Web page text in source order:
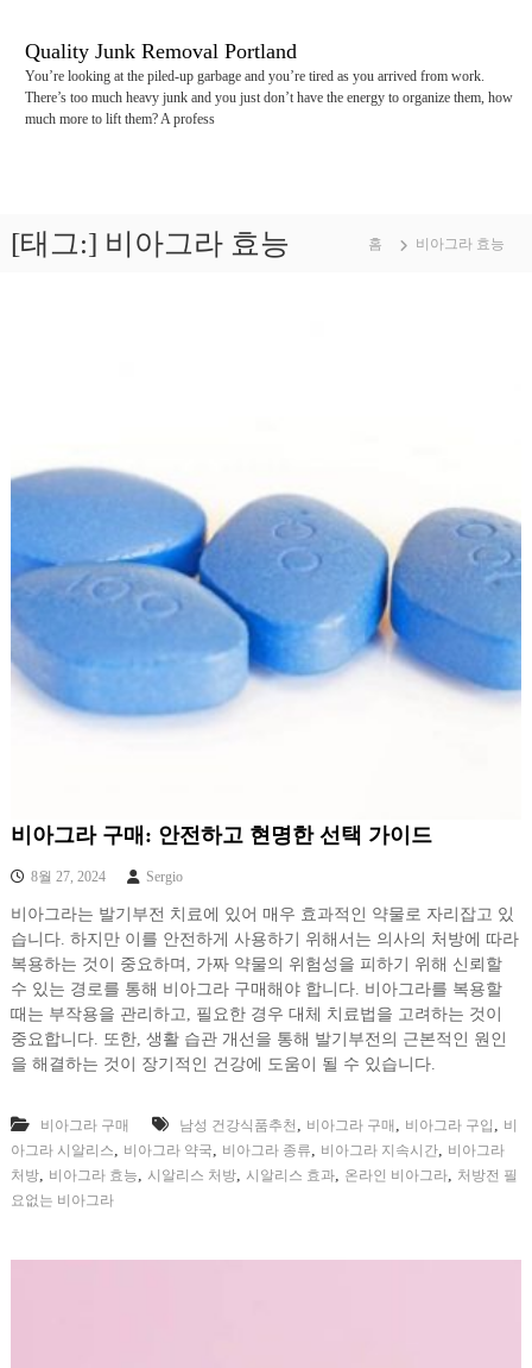
Quality Junk Removal Portland
You’re looking at the piled-up garbage and you’re tired as you arrived from work.
There’s too much heavy junk and you just don’t have the energy to organize them, how
much more to lift them? A profess
[태그:] 비아그라 효능 홈 비아그라 효능
비아그라 구매: 안전하고 현명한 선택 가이드
8월 27, 2024 Sergio
비아그라는 발기부전 치료에 있어 매우 효과적인 약물로 자리잡고 있
습니다. 하지만 이를 안전하게 사용하기 위해서는 의사의 처방에 따라
복용하는 것이 중요하며, 가짜 약물의 위험성을 피하기 위해 신뢰할
수 있는 경로를 통해 비아그라 구매해야 합니다. 비아그라를 복용할
때는 부작용을 관리하고, 필요한 경우 대체 치료법을 고려하는 것이
중요합니다. 또한, 생활 습관 개선을 통해 발기부전의 근본적인 원인
을 해결하는 것이 장기적인 건강에 도움이 될 수 있습니다.
비아그라 구매 남성 건강식품추천 , 비아그라 구매 , 비아그라 구입 , 비
아그라 시알리스, 비아그라 약국, 비아그라 종류, 비아그라 지속시간, 비아그라
처방, 비아그라 효능, 시알리스 처방, 시알리스 효과, 온라인 비아그라, 처방전 필
요없는 비아그라